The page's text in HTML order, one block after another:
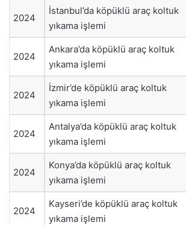
2024
İstanbul’da köpüklü araç koltuk
yıkama işlemi
2024
Ankara’da köpüklü araç koltuk
yıkama işlemi
2024
İzmir’de köpüklü araç koltuk
yıkama işlemi
2024
Antalya’da köpüklü araç koltuk
yıkama işlemi
2024
Konya’da köpüklü araç koltuk
yıkama işlemi
2024
Kayseri’de köpüklü araç koltuk
yıkama işlemi